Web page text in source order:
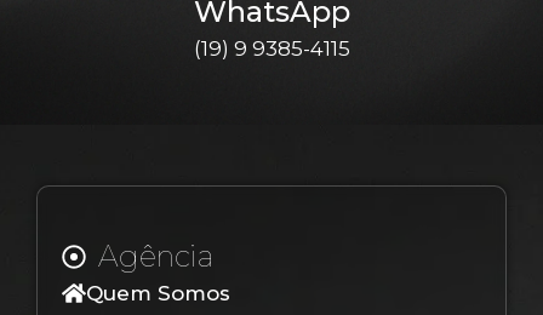
WhatsApp
(19) 9 9385-4115
Agência
Quem Somos